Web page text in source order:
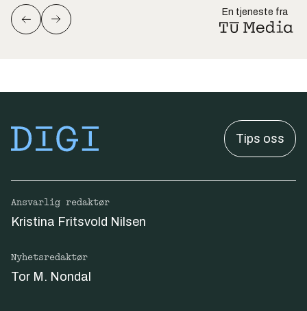
En tjeneste fra
Tips oss
Ansvarlig redaktør
Kristina Fritsvold Nilsen
Nyhetsredaktør
Tor M. Nondal